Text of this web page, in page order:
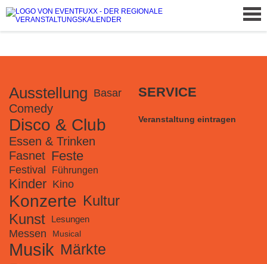
Ausstellung Basar
Comedy
Disco & Club
Essen & Trinken
Fasnet Feste
Festival Führungen
Kinder Kino
Konzerte Kultur
Kunst Lesungen
Messen Musical
Musik Märkte
SERVICE
Veranstaltung eintragen